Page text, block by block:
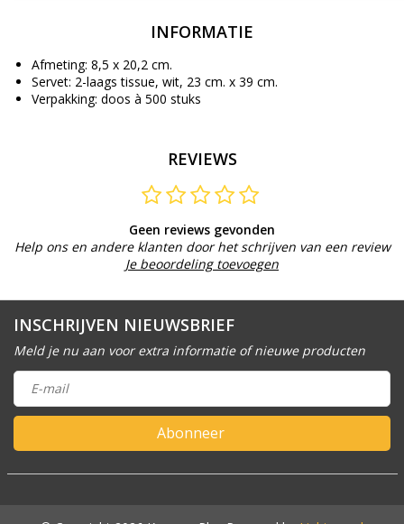
INFORMATIE
Afmeting: 8,5 x 20,2 cm.
Servet: 2-laags tissue, wit, 23 cm. x 39 cm.
Verpakking: doos à 500 stuks
REVIEWS
Geen reviews gevonden
Help ons en andere klanten door het schrijven van een review
Je beoordeling toevoegen
INSCHRIJVEN NIEUWSBRIEF
Meld je nu aan voor extra informatie of nieuwe producten
Abonneer